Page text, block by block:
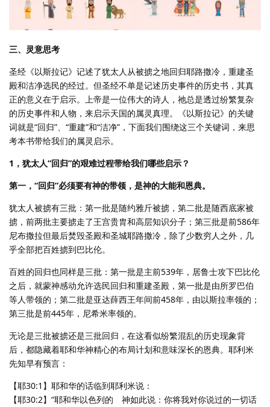
三、灵意思考
圣经《以斯拉记》记述了犹太人从被掳之地回归耶路撒冷，重建圣
殿和洁净选民的经过。但圣经不单是记述历史事件的历史书，其真
正的意义在于启示。上帝是一位伟大的诗人，祂总是透过纷繁复杂
的历史事件和人物，来启示天国的属灵真理。《以斯拉记》的关键
词就是“回归”、“重建”和“洁净”，下面我们围绕这三个关键词，来思
考本书带给我们的属灵启示。
1，犹太人“回归”的艰难过程带给我们哪些启示？
第一，“回归”必须要有神的带领，是神的大能和恩典。
犹太人被掳有三批：第一批是随约雅斤被掳，第二批是随西底家被
掳，前两批主要掳走了王宫贵胄和高层知识分子；第三批是前586年
尼布撒拉但最后焚毁圣殿和圣城耶路撒冷，除了少数穷人之外，几
乎全部把百姓掳到巴比伦。
百姓的回归也同样是三批：第一批是主前539年，居鲁士攻下巴比伦
之后，就蒙神感动允许选民回归和重建圣殿，第一批是由所罗巴伯
等人带领的；第二批是亚达薛西王年间前458年，由以斯拉率领的；
第三批是前445年，尼希米率领的。
无论是三批被掳还是三批回归，在这看似纷繁混乱的历史现象背
后，都隐藏着耶和华神精心的布局计划和意味深长的恩典。耶利米
先知早有预言：
【耶30:1】耶和华的话临到耶利米说：
【耶30:2】“耶和华以色列的 神如此说：你将我对你说过的一切话